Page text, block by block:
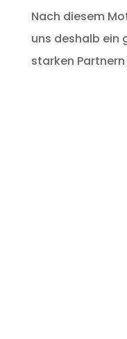
Nach diesem
uns deshalb ein
starken